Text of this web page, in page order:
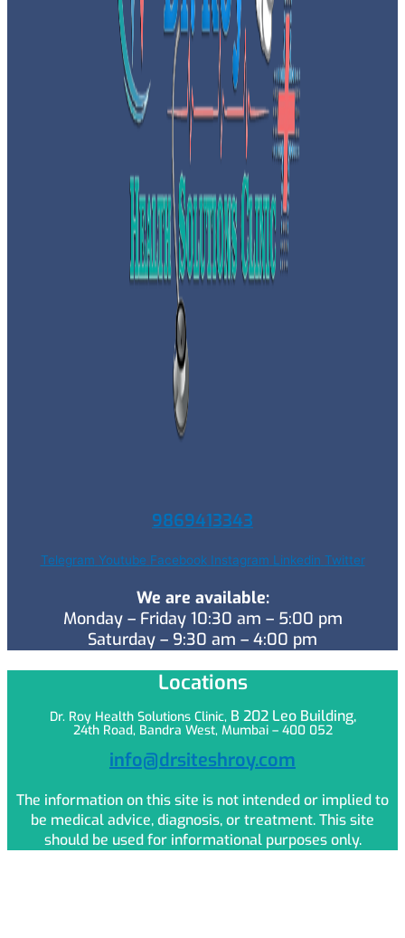
9869413343
Telegram Youtube Facebook Instagram Linkedin Twitter
We are available:
Monday – Friday 10:30 am – 5:00 pm
Saturday – 9:30 am – 4:00 pm
Locations
Dr. Roy Health Solutions Clinic, B 202 Leo Building,
24th Road, Bandra West, Mumbai – 400 052
info@drsiteshroy.com
The information on this site is not intended or implied to
be medical advice, diagnosis, or treatment. This site
should be used for informational purposes only.